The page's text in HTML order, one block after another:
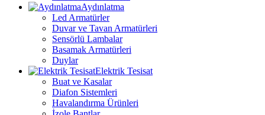
Aydınlatma
Led Armatürler
Duvar ve Tavan Armatürleri
Sensörlü Lambalar
Basamak Armatürleri
Duylar
Elektrik Tesisat
Buat ve Kasalar
Diafon Sistemleri
Havalandırma Ürünleri